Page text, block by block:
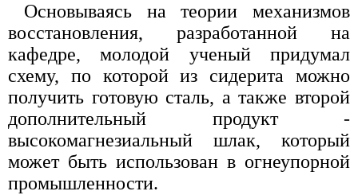
Основываясь на теории механизмов
восстановления, разработанной на
кафедре, молодой ученый придумал
схему, по которой из сидерита можно
получить готовую сталь, а также второй
дополнительный продукт -
высокомагнезиальный шлак, который
может быть использован в огнеупорной
промышленности.